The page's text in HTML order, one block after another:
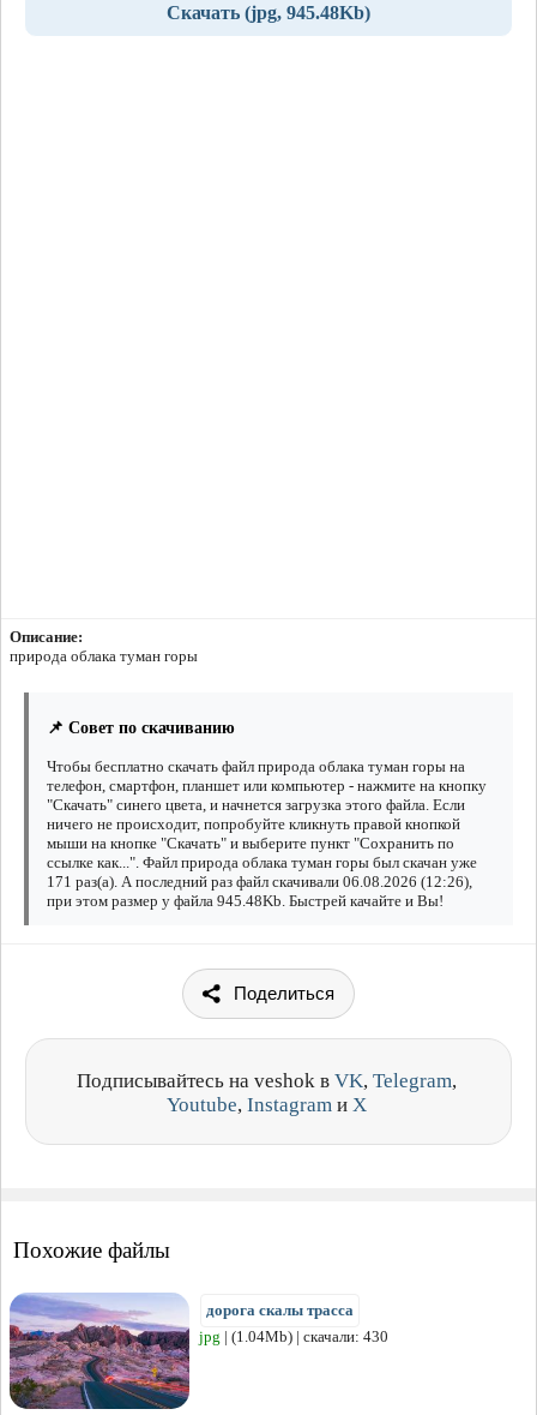
Скачать (jpg, 945.48Kb)
Описание:
природа облака туман горы
📌 Совет по скачиванию
Чтобы бесплатно скачать файл природа облака туман горы на
телефон, смартфон, планшет или компьютер - нажмите на кнопку
"Скачать" синего цвета, и начнется загрузка этого файла. Если
ничего не происходит, попробуйте кликнуть правой кнопкой
мыши на кнопке "Скачать" и выберите пункт "Сохранить по
ссылке как...". Файл природа облака туман горы был скачан уже
171 раз(а). А последний раз файл скачивали 06.08.2026 (12:26),
при этом размер у файла 945.48Kb. Быстрей качайте и Вы!
Поделиться
Подписывайтесь на veshok в VK, Telegram,
Youtube, Instagram и X
Похожие файлы
дорога скалы трасса
jpg | (1.04Mb) | скачали: 430